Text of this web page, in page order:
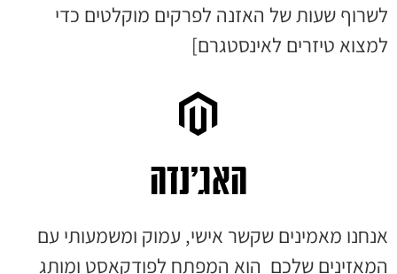
לשרוף שעות של האזנה לפרקים מוקלטים כדי
למצוא טיזרים לאינסטגרם]
האג׳נדה
אנחנו מאמינים שקשר אישי, עמוק ומשמעותי עם
המאזינים שלכם הוא המפתח לפודקאסט ומותג